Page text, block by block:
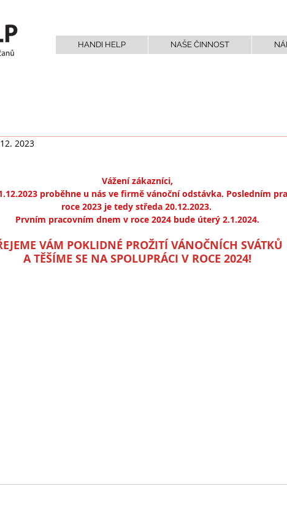
HANDI HELP NAŠE ČINNOST
2023
Vážení zákazníci,
proběhne u nás ve firmě vánoční odstávka. Posledním
roce 2023 je tedy středa 20.12.2023.
Prvním pracovním dnem v roce 2024 bude úterý 2.1.2024.
VÁM POKLIDNÉ PROŽITÍ VÁNOČNÍCH SVÁTKŮ
A TĚŠÍME SE NA SPOLUPRÁCI V ROCE 2024!